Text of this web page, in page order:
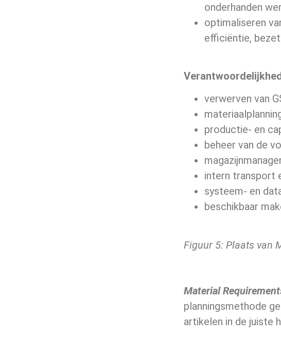
onderhanden
optimaliseren
efficiëntie,
verwerven van
productie- en
beheer van de
intern transport
systeem- en
beschikbaar
Figuur 5: Plaats van
Material
planningsmethode
artikelen in de juiste